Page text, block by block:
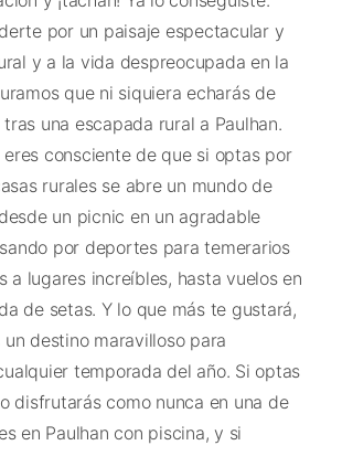
por un paisaje espectacular y
y a la vida despreocupada en la
que ni siquiera echarás de
una escapada rural a Paulhan.
eres consciente de que si optas por
rurales se abre un mundo de
un picnic en un agradable
por deportes para temerarios
a lugares increíbles, hasta vuelos en
de setas. Y lo que más te gustará,
destino maravilloso para
temporada del año. Si optas
disfrutarás como nunca en una de
en Paulhan con piscina, y si